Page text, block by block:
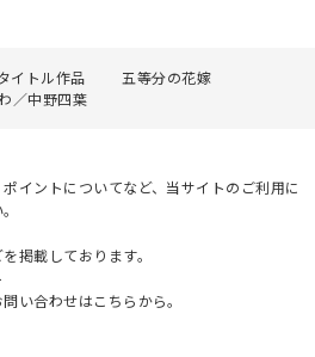
イトル作品
五等分の花嫁
／中野四葉
イントについてなど、当サイトのご利用に
掲載しております。
い合わせはこちらから。